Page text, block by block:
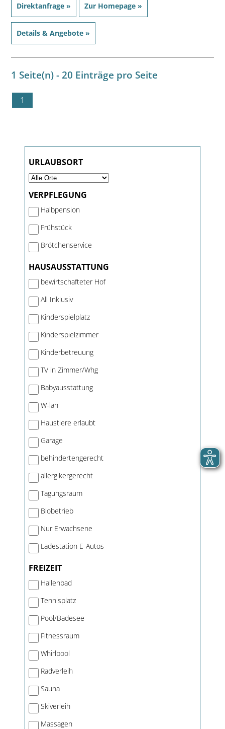
Direktanfrage » Zur Homepage »
Details & Angebote »
1 Seite(n) - 20 Einträge pro Seite
1
URLAUBSORT
VERPFLEGUNG
Halbpension
Frühstück
Brötchenservice
HAUSAUSSTATTUNG
bewirtschafteter Hof
All Inklusiv
Kinderspielplatz
Kinderspielzimmer
Kinderbetreuung
TV in Zimmer/Whg
Babyausstattung
W-lan
Haustiere erlaubt
Garage
behindertengerecht
allergikergerecht
Tagungsraum
Biobetrieb
Nur Erwachsene
Ladestation E-Autos
FREIZEIT
Hallenbad
Tennisplatz
Pool/Badesee
Fitnessraum
Whirlpool
Radverleih
Sauna
Skiverleih
Massagen